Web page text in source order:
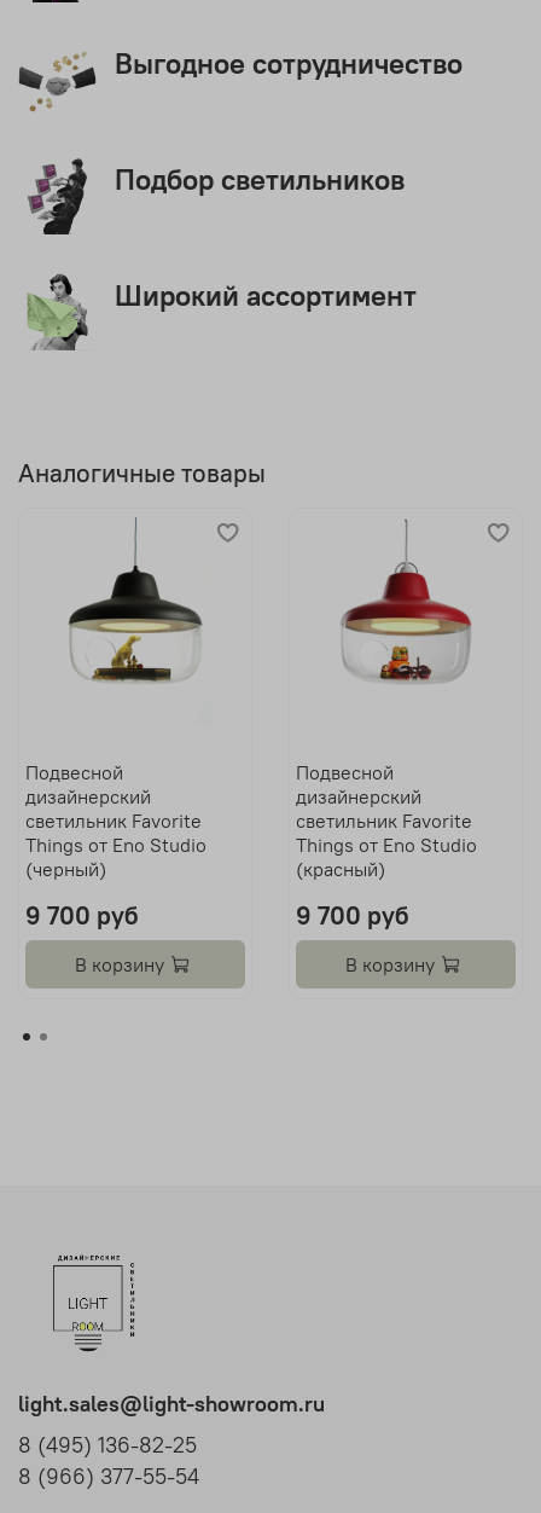
Выгодное сотрудничество
Подбор светильников
Широкий ассортимент
Аналогичные товары
Подвесной
дизайнерский
светильник Favorite
Things от Eno Studio
(черный)
9 700 руб
В корзину
Подвесной
дизайнерский
светильник Favorite
Things от Eno Studio
(красный)
9 700 руб
В корзину
light.sales@light-showroom.ru
8 (495) 136-82-25
8 (966) 377-55-54